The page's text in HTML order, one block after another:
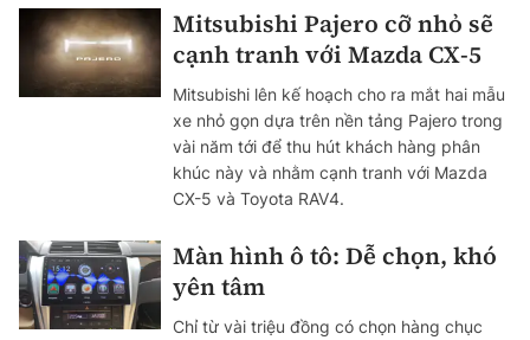
Mitsubishi Pajero cỡ nhỏ sẽ
cạnh tranh với Mazda CX-5
Mitsubishi lên kế hoạch cho ra mắt hai mẫu
xe nhỏ gọn dựa trên nền tảng Pajero trong
vài năm tới để thu hút khách hàng phân
khúc này và nhằm cạnh tranh với Mazda
CX-5 và Toyota RAV4.
Màn hình ô tô: Dễ chọn, khó
yên tâm
Chỉ từ vài triệu đồng có chọn hàng chục